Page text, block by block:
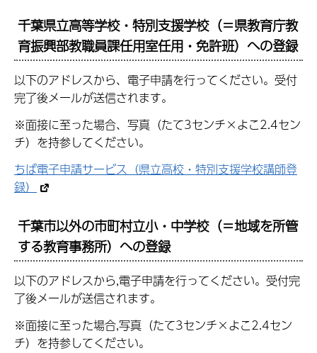
千葉県立高等学校・特別支援学校（＝県教育庁教
育振興部教職員課任用室任用・免許班）への登録
以下のアドレスから、電子申請を行ってください。受付
完了後メールが送信されます。
※面接に至った場合、写真（たて3センチ×よこ2.4セン
チ）を持参してください。
ちば電子申請サービス（県立高校・特別支援学校講師登
録）
千葉市以外の市町村立小・中学校（＝地域を所管
する教育事務所）への登録
以下のアドレスから,電子申請を行ってください。受付完
了後メールが送信されます。
※面接に至った場合,写真（たて3センチ×よこ2.4セン
チ）を持参してください。